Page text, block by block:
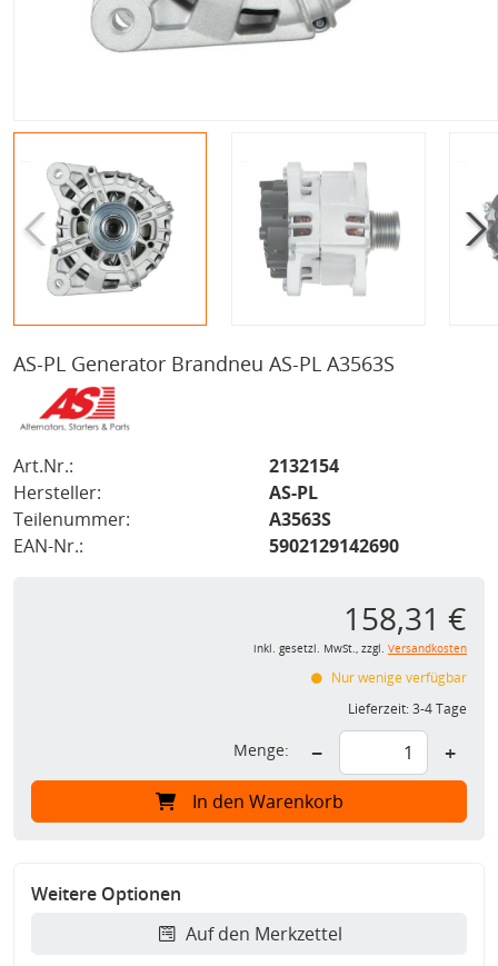
AS-PL Generator Brandneu AS-PL A3563S
Art.Nr.:
2132154
Hersteller:
AS-PL
Teilenummer:
A3563S
EAN-Nr.:
5902129142690
158,31 €
inkl. gesetzl. MwSt., zzgl. Versandkosten
Nur wenige verfügbar
Lieferzeit:3-4 Tage
Menge: − +
In den Warenkorb
Weitere Optionen
Auf den Merkzettel